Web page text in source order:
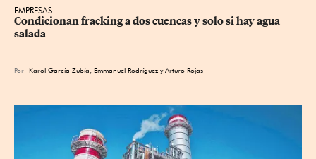
EMPRESAS
Condicionan fracking a dos cuencas y solo si hay agua
salada
Por Karol García Zubía Emmanuel Rodríguez yArturo Rojas